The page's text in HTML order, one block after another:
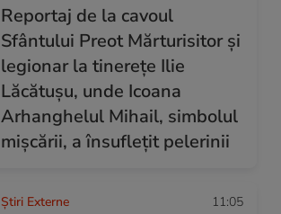
Reportaj de la cavoul
Sfântului Preot Mărturisitor și
legionar la tinerețe Ilie
Lăcătușu, unde Icoana
Arhanghelul Mihail, simbolul
mișcării, a însuflețit pelerinii
Știri Externe 11:05